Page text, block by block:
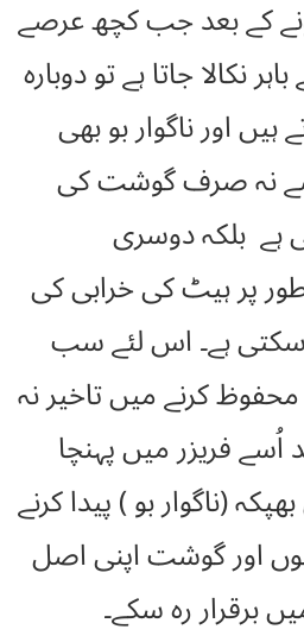
کے بعد جب کچھ عرصے
نکالا جاتا ہے تو دوبارہ
ہیں اور ناگوار بو بھی
نہ صرف گوشت کی
ہے بلکہ دوسری
پر ہیٹ کی خرابی کی
سکتی ہے۔ اس لئے سب
کرنے میں تاخیر نہ
اُسے فریزر میں پہنچا
(ناگوار بو ) پیدا کرنے
ہوں اور گوشت اپنی اصل
برقرار رہ سکے۔